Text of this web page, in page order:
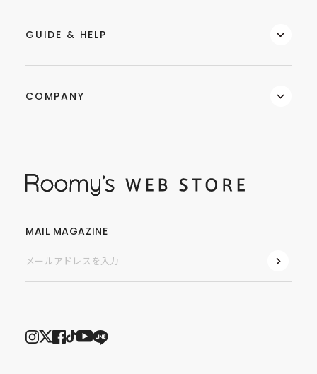
GUIDE & HELP
COMPANY
MAIL MAGAZINE